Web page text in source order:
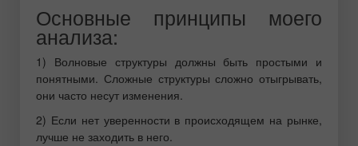
Основные принципы моего
анализа:
1) Волновые структуры должны быть простыми и
понятными. Сложные структуры сложно отыгрывать,
они часто несут изменения.
2) Если нет уверенности в происходящем на рынке,
лучше не заходить в него.